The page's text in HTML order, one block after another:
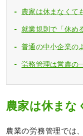
農家は休まなくて
就業規則で「休め
普通の中小企業の
労務管理は営農の
農家は休まな
農業の労務管理では